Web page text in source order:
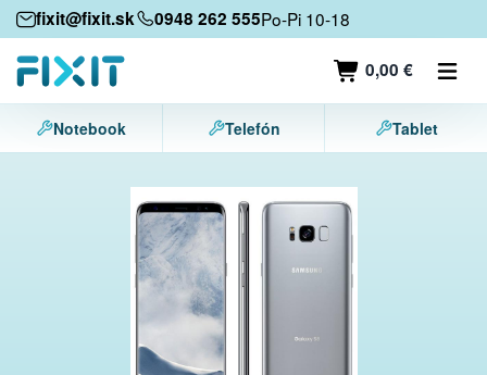
fixit@fixit.sk 0948 262 555Po-Pi 10-18
0,00 €
Mobilné zariadenia
Mobilné telefóny
Tablety
Herné konzoly
Príslušenstvo
Notebook Telefón Tablet